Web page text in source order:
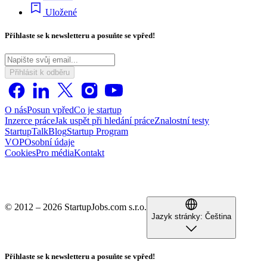
Uložené
Přihlaste se k newsletteru a posuňte se vpřed!
Přihlásit k odběru
O násPosun vpředCo je startup
Inzerce práceJak uspět při hledání práceZnalostní testy
StartupTalkBlogStartup Program
VOPOsobní údaje
CookiesPro médiaKontakt
© 2012 – 2026 StartupJobs.com s.r.o.
Jazyk stránky: Čeština
Přihlaste se k newsletteru a posuňte se vpřed!